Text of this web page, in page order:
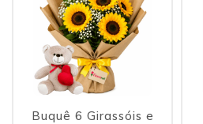
Buquê 6 Girassóis e